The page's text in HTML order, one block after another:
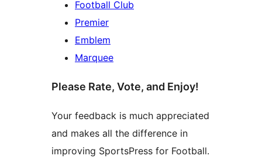
Football Club
Premier
Emblem
Marquee
Please Rate, Vote, and Enjoy!
Your feedback is much appreciated
and makes all the difference in
improving SportsPress for Football.